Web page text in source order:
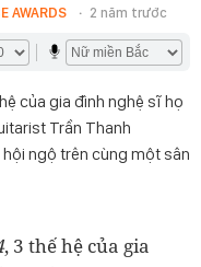
AWARDS 2 năm trước
của gia đình nghệ sĩ họ
Trần Thanh
ngộ trên cùng một sân
, 3 thế hệ của gia